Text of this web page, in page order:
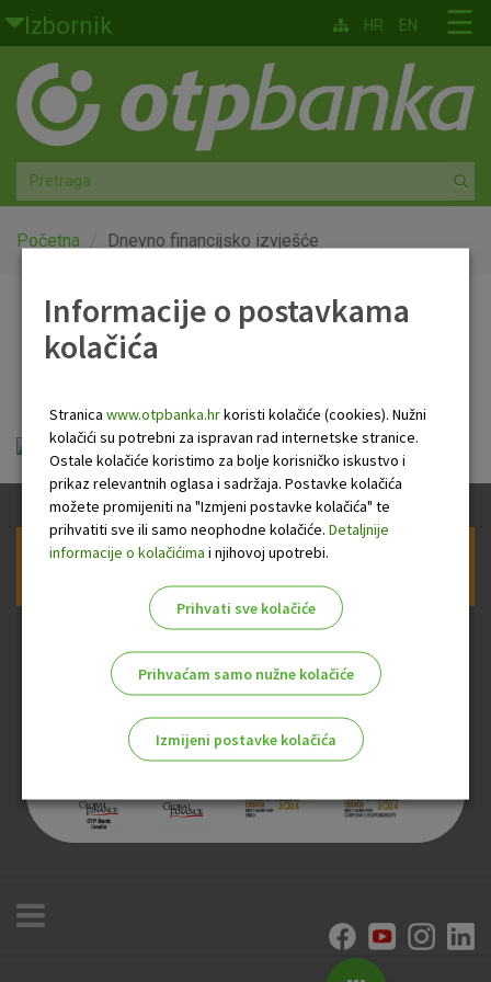
Skoči na glavni sadržaj
Izbornik
Građani
Privatno bankarstvo
Agro
Mala poduzeća i obrtnici
Globalna tržišta
O nama
☰
HR EN
Početna Dnevno financijsko izvješće
Dnevno financijsko
Dnevno financijsko izvješće.pdf
Prijava na newsletter OTP banke
Informacije o postavkama
kolačića
Stranica www.otpbanka.hrkoristi kolačiće (cookies). Nužni
kolačići su potrebni za ispravan rad internetske stranice.
Ostale kolačiće koristimo za bolje korisničko iskustvo i
prikaz relevantnih oglasa i sadržaja. Postavke kolačića
možete promijeniti na "Izmjeni postavke kolačića" te
prihvatiti sve ili samo neophodne kolačiće. Detaljnije
informacije o kolačićima i njihovoj upotrebi.
Prihvati sve kolačiće
Prihvaćam samo nužne kolačiće
Izmijeni postavke kolačića
Nužni kolačići